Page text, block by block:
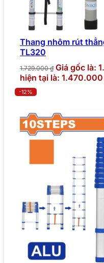
Thang nhôm rút
TL320
1.729.000₫ Giá gốc là:
hiện tại là:
-12%